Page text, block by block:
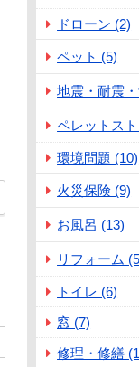
ドローン (2)
ペット (5)
地震・耐震
ペレットス
環境問題 (10)
火災保険 (9)
お風呂 (13)
リフォーム
トイレ (6)
窓 (7)
修理・修繕